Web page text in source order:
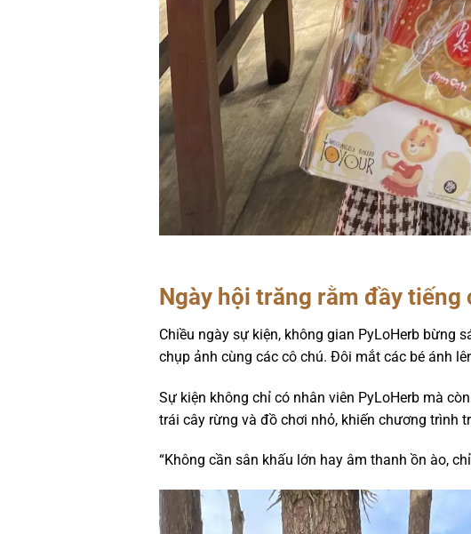
Ngày hội trăng rằm đầy tiếng
Chiều ngày sự kiện, không gian PyLoHerb bừng
chụp ảnh cùng các cô chú. Đôi mắt các bé ánh
Sự kiện không chỉ có nhân viên PyLoHerb mà
trái cây rừng và đồ chơi nhỏ, khiến chương trình
“Không cần sân khấu lớn hay âm thanh ồn ào,